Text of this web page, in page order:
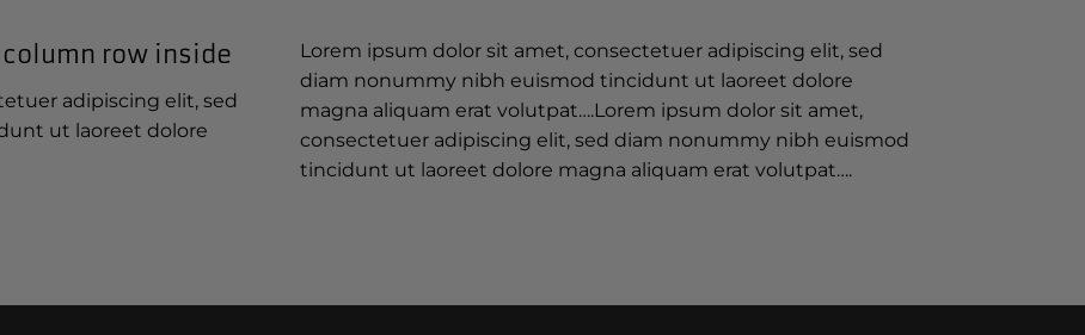
row inside
adipiscing elit, sed
ut laoreet dolore
Lorem ipsum dolor sit amet, consectetuer adipiscing elit, sed
diam nonummy nibh euismod tincidunt ut laoreet dolore
magna aliquam erat volutpat….Lorem ipsum dolor sit amet,
consectetuer adipiscing elit, sed diam nonummy nibh euismod
tincidunt ut laoreet dolore magna aliquam erat volutpat….